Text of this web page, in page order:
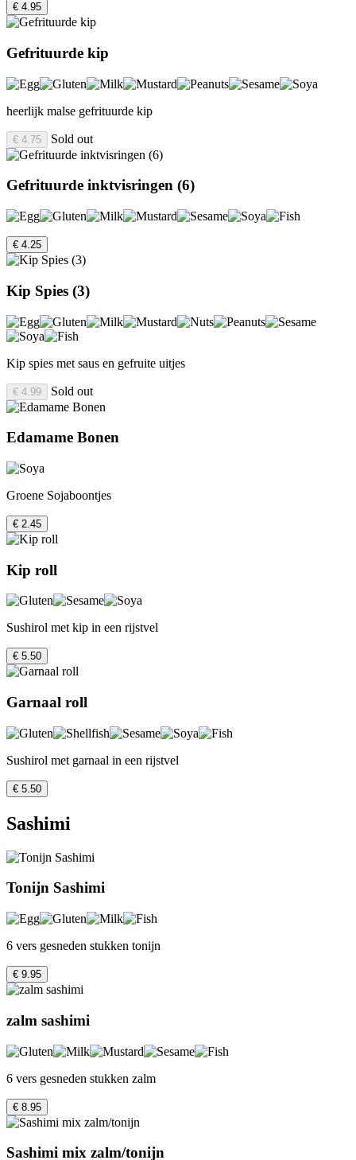
€ 4.95
Gefrituurde kip
heerlijk malse gefrituurde kip
€ 4.75 Sold out
Gefrituurde inktvisringen (6)
€ 4.25
Kip Spies (3)
Kip spies met saus en gefruite uitjes
€ 4.99 Sold out
Edamame Bonen
Groene Sojaboontjes
€ 2.45
Kip roll
Sushirol met kip in een rijstvel
€ 5.50
Garnaal roll
Sushirol met garnaal in een rijstvel
€ 5.50
Sashimi
Tonijn Sashimi
6 vers gesneden stukken tonijn
€ 9.95
zalm sashimi
6 vers gesneden stukken zalm
€ 8.95
Sashimi mix zalm/tonijn